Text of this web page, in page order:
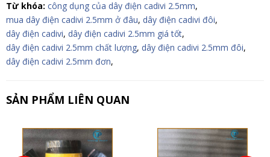
Từ khóa: công dụng của dây điện cadivi 2.5mm,
mua dây điện cadivi 2.5mm ở đâu, dây điện cadivi đôi,
dây điện cadivi, dây điện cadivi 2.5mm giá tốt,
dây điện cadivi 2.5mm chất lượng, dây điện cadivi 2.5mm đôi,
dây điện cadivi 2.5mm đơn,
SẢN PHẨM LIÊN QUAN